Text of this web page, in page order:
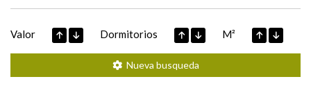
Valor Dormitorios M²
Nueva busqueda